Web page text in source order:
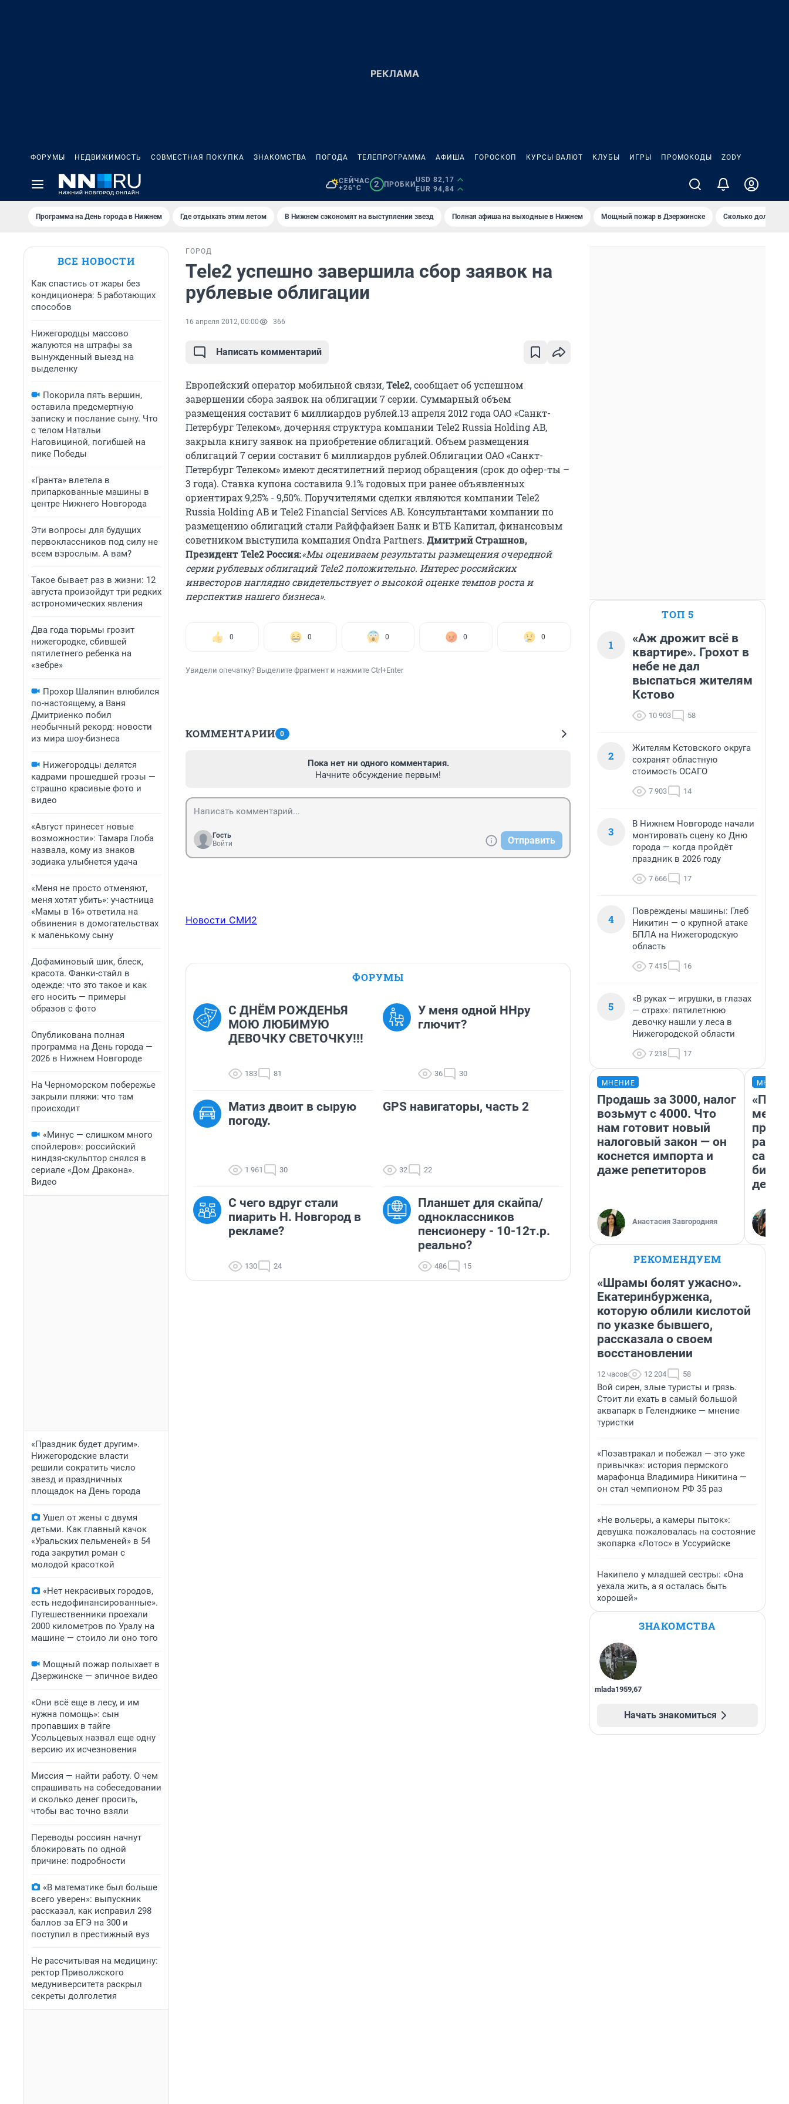
ФОРУМЫ НЕДВИЖИМОСТЬ СОВМЕСТНАЯ ПОКУПКА ЗНАКОМСТВА ПОГОДА ТЕЛЕПРОГРАММА АФИША ГОРОСКОП КУРСЫ ВАЛЮТ КЛУБЫ ИГРЫ ПРОМОКОДЫ ZODY
СЕЙЧАС
+26°C
2 ПРОБКИ
USD 82,17
EUR 94,84
Программа на День города в Нижнем Где отдыхать этим летом В Нижнем сэкономят на выступлении звезд Полная афиша на выходные в Нижнем Мощный пожар в Дзержинске Сколько должен
ВСЕ НОВОСТИ
Как спастись от жары без
кондиционера: 5 работающих
способов
Нижегородцы массово
жалуются на штрафы за
вынужденный выезд на
выделенку
Покорила пять вершин,
оставила предсмертную
записку и послание сыну. Что
с телом Натальи
Наговициной, погибшей на
пике Победы
«Гранта» влетела в
припаркованные машины в
центре Нижнего Новгорода
Эти вопросы для будущих
первоклассников под силу не
всем взрослым. А вам?
Такое бывает раз в жизни: 12
августа произойдут три редких
астрономических явления
Два года тюрьмы грозит
нижегородке, сбившей
пятилетнего ребенка на
«зебре»
Прохор Шаляпин влюбился
по-настоящему, а Ваня
Дмитриенко побил
необычный рекорд: новости
из мира шоу-бизнеса
Нижегородцы делятся
кадрами прошедшей грозы —
страшно красивые фото и
видео
«Август принесет новые
возможности»: Тамара Глоба
назвала, кому из знаков
зодиака улыбнется удача
«Меня не просто отменяют,
меня хотят убить»: участница
«Мамы в 16» ответила на
обвинения в домогательствах
к маленькому сыну
Дофаминовый шик, блеск,
красота. Фанки-стайл в
одежде: что это такое и как
его носить — примеры
образов с фото
Опубликована полная
программа на День города —
2026 в Нижнем Новгороде
На Черноморском побережье
закрыли пляжи: что там
происходит
«Минус — слишком много
спойлеров»: российский
ниндзя-скульптор снялся в
сериале «Дом Дракона».
Видео
«Праздник будет другим».
Нижегородские власти
решили сократить число
звезд и праздничных
площадок на День города
Ушел от жены с двумя
детьми. Как главный качок
«Уральских пельменей» в 54
года закрутил роман с
молодой красоткой
«Нет некрасивых городов,
есть недофинансированные».
Путешественники проехали
2000 километров по Уралу на
машине — стоило ли оно того
Мощный пожар полыхает в
Дзержинске — эпичное видео
«Они всё еще в лесу, и им
нужна помощь»: сын
пропавших в тайге
Усольцевых назвал еще одну
версию их исчезновения
Миссия — найти работу. О чем
спрашивать на собеседовании
и сколько денег просить,
чтобы вас точно взяли
Переводы россиян начнут
блокировать по одной
причине: подробности
«В математике был больше
всего уверен»: выпускник
рассказал, как исправил 298
баллов за ЕГЭ на 300 и
поступил в престижный вуз
Не рассчитывая на медицину:
ректор Приволжского
медуниверситета раскрыл
секреты долголетия
ГОРОД
Tele2 успешно завершила сбор заявок на
рублевые облигации
16 апреля 2012, 00:00 366
Написать комментарий
Европейский оператор мобильной связи,Tele2, сообщает об успешном
завершении сбора заявок на облигации 7 серии. Суммарный объем
размещения составит 6 миллиардов рублей.13 апреля 2012 года ОАО «Санкт-
Петербург Телеком», дочерняя структура компании Tele2 Russia Holding AB,
закрыла книгу заявок на приобретение облигаций. Объем размещения
облигаций 7 серии составит 6 миллиардов рублей.Облигации ОАО «Санкт-
Петербург Телеком» имеют десятилетний период обращения (срок до офер-ты –
3 года). Ставка купона составила 9.1% годовых при ранее объявленных
ориентирах 9,25% - 9,50%. Поручителями сделки являются компании Tele2
Russia Holding AB и Tele2 Financial Services AB. Консультантами компании по
размещению облигаций стали Райффайзен Банк и ВТБ Капитал, финансовым
советником выступила компания Ondra Partners. Дмитрий Страшнов,
Президент Tele2 Россия:«Мы оцениваем результаты размещения очередной
серии рублевых облигаций Tele2 положительно. Интерес российских
инвесторов наглядно свидетельствует о высокой оценке темпов роста и
перспектив нашего бизнеса».
0 0 0 0 0
Увидели опечатку? Выделите фрагмент и нажмите Ctrl+Enter
КОММЕНТАРИИ 0
Пока нет ни одного комментария.
Начните обсуждение первым!
Гость
Войти
Отправить
Новости СМИ2
ФОРУМЫ
С ДНЁМ РОЖДЕНЬЯ
МОЮ ЛЮБИМУЮ
ДЕВОЧКУ СВЕТОЧКУ!!!
183 81
У меня одной ННру
глючит?
36 30
Матиз двоит в сырую
погоду.
1 961 30
GPS навигаторы, часть 2
32 22
С чего вдруг стали
пиарить Н. Новгород в
рекламе?
130 24
Планшет для скайпа/
одноклассников
пенсионеру - 10-12т.р.
реально?
486 15
ТОП 5
1
«Аж дрожит всё в
квартире». Грохот в
небе не дал
выспаться жителям
Кстово
10 903 58
2
Жителям Кстовского округа
сохранят областную
стоимость ОСАГО
7 903 14
3
В Нижнем Новгороде начали
монтировать сцену ко Дню
города — когда пройдёт
праздник в 2026 году
7 666 17
4
Повреждены машины: Глеб
Никитин — о крупной атаке
БПЛА на Нижегородскую
область
7 415 16
5
«В руках — игрушки, в глазах
— страх»: пятилетнюю
девочку нашли у леса в
Нижегородской области
7 218 17
МНЕНИЕ
Продашь за 3000, налог
возьмут с 4000. Что
нам готовит новый
налоговый закон — он
коснется импорта и
даже репетиторов
Анастасия Завгородняя
РЕКОМЕНДУЕМ
«Шрамы болят ужасно».
Екатеринбурженка,
которую облили кислотой
по указке бывшего,
рассказала о своем
восстановлении
12 часов 12 204 58
Вой сирен, злые туристы и грязь.
Стоит ли ехать в самый большой
аквапарк в Геленджике — мнение
туристки
«Позавтракал и побежал — это уже
привычка»: история пермского
марафонца Владимира Никитина —
он стал чемпионом РФ 35 раз
«Не вольеры, а камеры пыток»:
девушка пожаловалась на состояние
экопарка «Лотос» в Уссурийске
Накипело у младшей сестры: «Она
уехала жить, а я осталась быть
хорошей»
ЗНАКОМСТВА
mlada1959,67
Начать знакомиться